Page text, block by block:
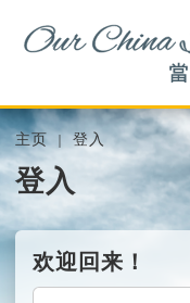
主页 登入
登入
欢迎回来！